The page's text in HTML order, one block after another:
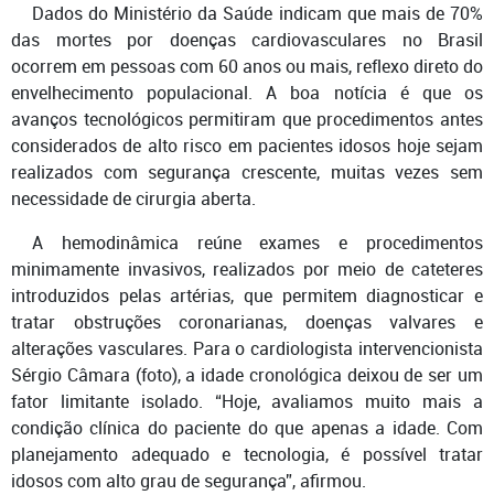
Dados do Ministério da Saúde indicam que mais de 70%
das mortes por doenças cardiovasculares no Brasil
ocorrem em pessoas com 60 anos ou mais, reflexo direto do
envelhecimento populacional. A boa notícia é que os
avanços tecnológicos permitiram que procedimentos antes
considerados de alto risco em pacientes idosos hoje sejam
realizados com segurança crescente, muitas vezes sem
necessidade de cirurgia aberta.
A hemodinâmica reúne exames e procedimentos
minimamente invasivos, realizados por meio de cateteres
introduzidos pelas artérias, que permitem diagnosticar e
tratar obstruções coronarianas, doenças valvares e
alterações vasculares. Para o cardiologista intervencionista
Sérgio Câmara (foto), a idade cronológica deixou de ser um
fator limitante isolado. “Hoje, avaliamos muito mais a
condição clínica do paciente do que apenas a idade. Com
planejamento adequado e tecnologia, é possível tratar
idosos com alto grau de segurança”, afirmou.